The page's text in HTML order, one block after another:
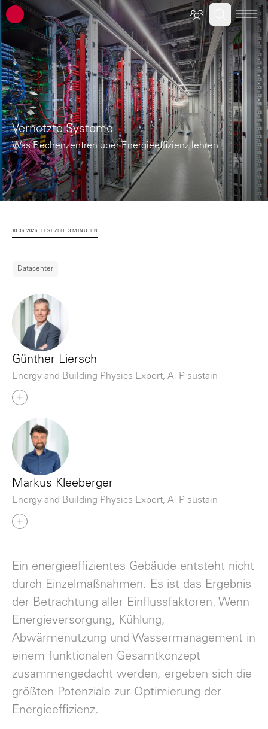
ATP Architekten Ingenieure
Vernetzte Systeme
Was Rechenzentren über Energieeffizienz lehren
10.06.2026, LESEZEIT: 3 MINUTEN
Datacenter
Günther Liersch
Energy and Building Physics Expert, ATP sustain
Markus Kleeberger
Energy and Building Physics Expert, ATP sustain
Ein energieeffizientes Gebäude entsteht nicht
durch Einzelmaßnahmen. Es ist das Ergebnis
der Betrachtung aller Einflussfaktoren. Wenn
Energieversorgung, Kühlung,
Abwärmenutzung und Wassermanagement in
einem funktionalen Gesamtkonzept
zusammengedacht werden, ergeben sich die
größten Potenziale zur Optimierung der
Energieeffizienz.